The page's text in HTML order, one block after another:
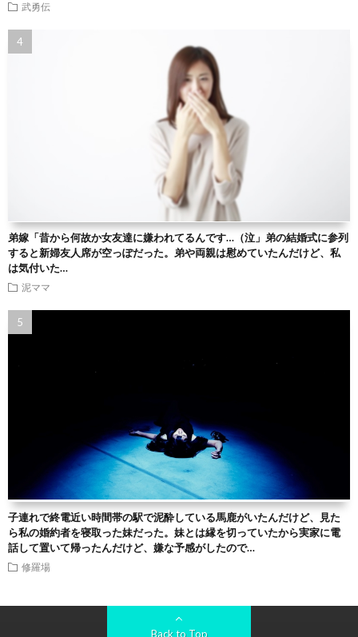
武勇伝
弟嫁「昔から何故か女友達に嫌われてるんです…（泣」弟の結婚式に参列
すると新婦友人席が空っぽだった。弟や両親は慰めていたんだけど、私
は気付いた…
泥ママ
子連れで終電近い時間帯の駅で泥酔している馬鹿がいたんだけど、見た
ら私の婚約者を寝取った妹だった。妹とは縁を切っていたから実家に電
話して置いて帰ったんだけど、嫌な予感がしたので…
修羅場
Back to Top